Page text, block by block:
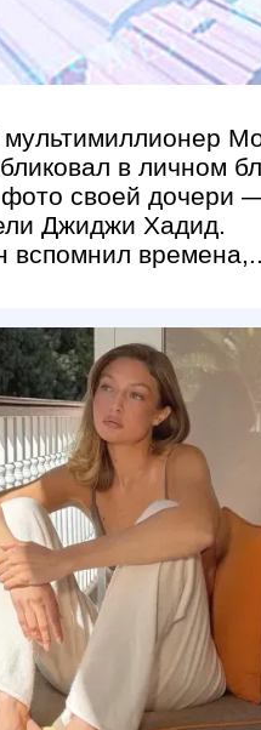
мультимиллионер
в личном
своей дочери
Джиджи Хадид.
вспомнил